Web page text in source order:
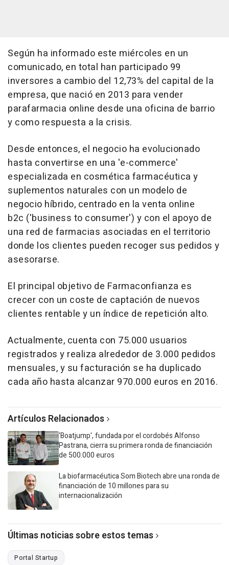
Según ha informado este miércoles en un
comunicado, en total han participado 99
inversores a cambio del 12,73% del capital de la
empresa, que nació en 2013 para vender
parafarmacia online desde una oficina de barrio
y como respuesta a la crisis.
Desde entonces, el negocio ha evolucionado
hasta convertirse en una 'e-commerce'
especializada en cosmética farmacéutica y
suplementos naturales con un modelo de
negocio híbrido, centrado en la venta online
b2c ('business to consumer') y con el apoyo de
una red de farmacias asociadas en el territorio
donde los clientes pueden recoger sus pedidos y
asesorarse.
El principal objetivo de Farmaconfianza es
crecer con un coste de captación de nuevos
clientes rentable y un índice de repetición alto.
Actualmente, cuenta con 75.000 usuarios
registrados y realiza alrededor de 3.000 pedidos
mensuales, y su facturación se ha duplicado
cada año hasta alcanzar 970.000 euros en 2016.
Artículos Relacionados
'Boatjump', fundada por el cordobés Alfonso
Pastrana, cierra su primera ronda de financiación
de 500.000 euros
La biofarmacéutica Som Biotech abre una ronda de
financiación de 10 millones para su
internacionalización
Últimas noticias sobre estos temas
Portal Startup